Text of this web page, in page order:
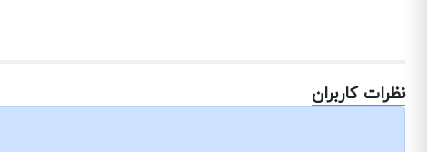
نظرات کاربران